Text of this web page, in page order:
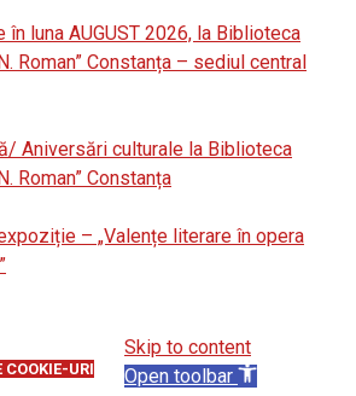
luna AUGUST 2026, la Biblioteca
Roman” Constanța – sediul central
Aniversări culturale la Biblioteca
Roman” Constanța
– „Valențe literare în opera
URI
Skip to content
Open toolbar